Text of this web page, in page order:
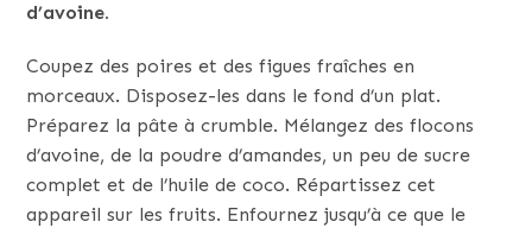
d’avoine.
Coupez des poires et des figues fraîches en
morceaux. Disposez-les dans le fond d’un plat.
Préparez la pâte à crumble. Mélangez des flocons
d’avoine, de la poudre d’amandes, un peu de sucre
complet et de l’huile de coco. Répartissez cet
appareil sur les fruits. Enfournez jusqu’à ce que le